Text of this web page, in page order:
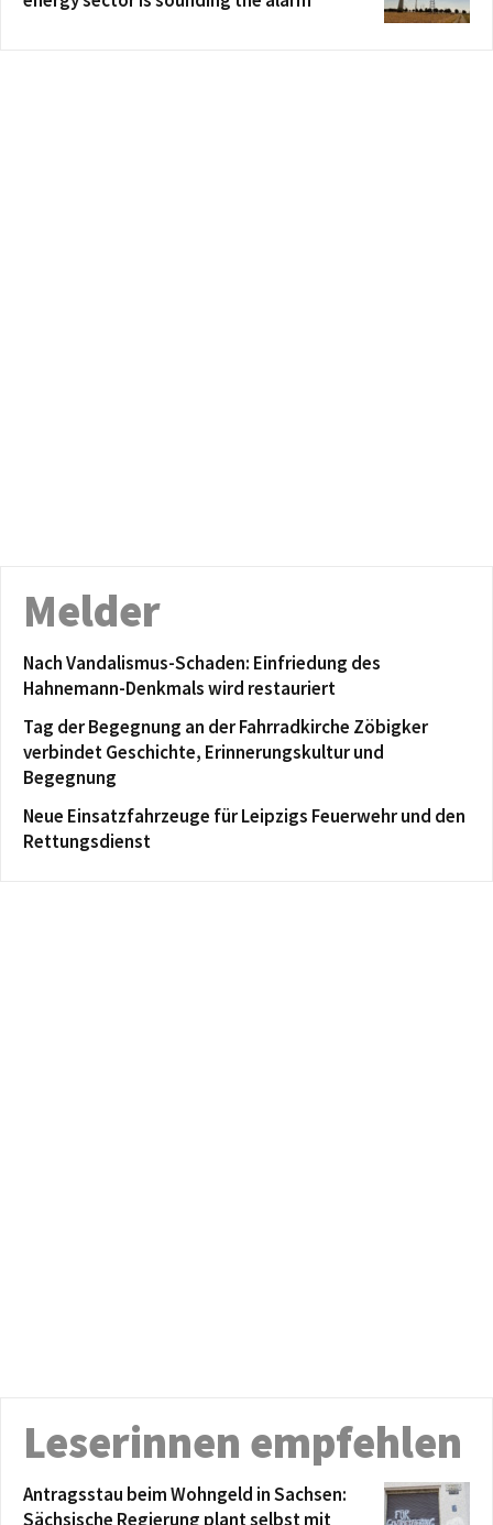
Melder
Nach Vandalismus-Schaden: Einfriedung des
Hahnemann-Denkmals wird restauriert
Tag der Begegnung an der Fahrradkirche Zöbigker
verbindet Geschichte, Erinnerungskultur und
Begegnung
Neue Einsatzfahrzeuge für Leipzigs Feuerwehr und den
Rettungsdienst
Leserinnen empfehlen
Antragsstau beim Wohngeld in Sachsen:
Sächsische Regierung plant selbst mit